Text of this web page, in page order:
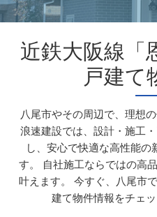
近鉄大阪線「
戸建て
八尾市やその周辺で、理想
浪速建設では、設計・施工
し、 安心で快適な高性能の
す。
自社施工ならではの高
叶えます。
今すぐ、八尾市
建て物件情報をチェ